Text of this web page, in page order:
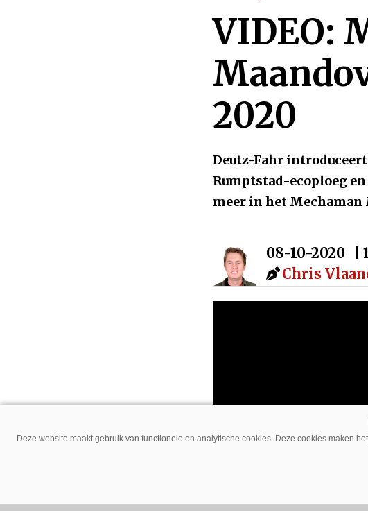
VIDEO:
2020
Deutz-Fahr
Rumptstad-ecoploeg
meer in het Mechaman
08-10-2020
Chris
Deze website maakt gebruik van functionele en analytische cookies. Deze cookies maken